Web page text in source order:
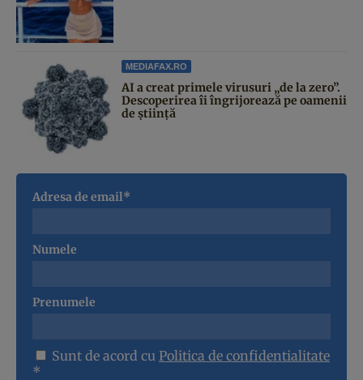
MEDIAFAX.RO
AI a creat primele virusuri „de la zero”.
Descoperirea îi îngrijorează pe oamenii
de știință
Adresa de email*
Numele
Prenumele
Sunt de acord cu Politica de confidentialitate
*